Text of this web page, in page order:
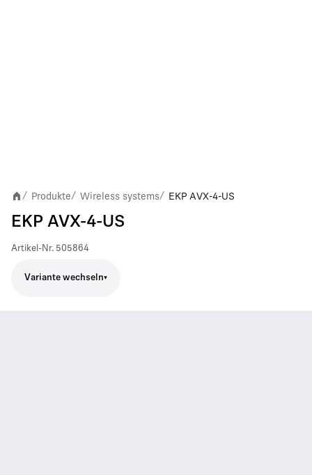
/ Produkte/ Wireless systems/ EKP AVX-4-US
EKP AVX-4-US
Artikel-Nr. 505864
Variante wechseln